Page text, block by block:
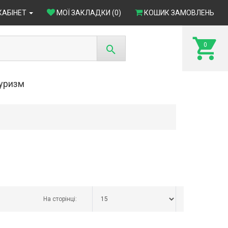
МОЇ ЗАКЛАДКИ (0) КОШИК ЗАМОВЛЕНЬ
0
На сторінці: